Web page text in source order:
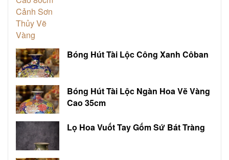
Bóng Hút Tài Lộc Công Xanh Côban
Bóng Hút Tài Lộc Ngàn Hoa Vẽ Vàng
Cao 35cm
Lọ Hoa Vuốt Tay Gốm Sứ Bát Tràng